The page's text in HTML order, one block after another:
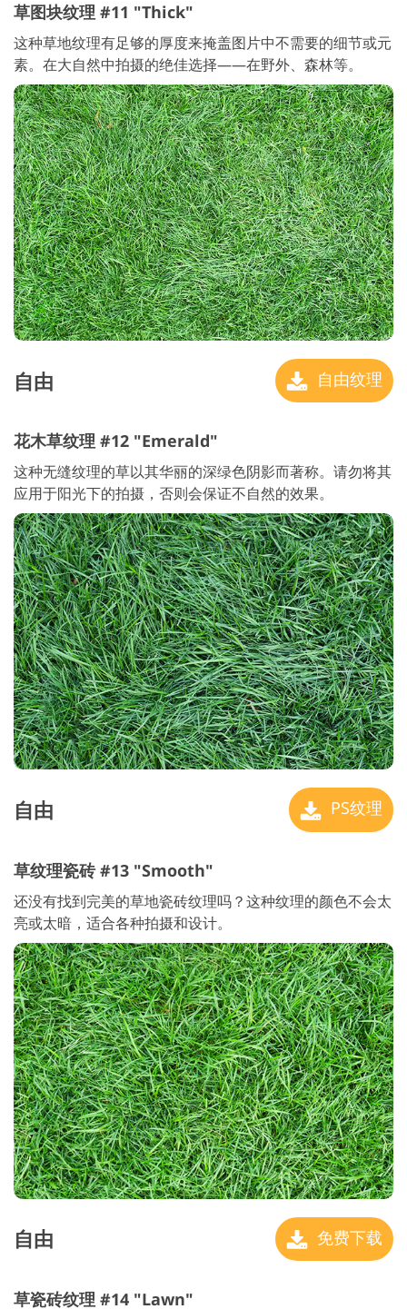
草图块纹理 #11 "Thick"
这种草地纹理有足够的厚度来掩盖图片中不需要的细节或元
素。在大自然中拍摄的绝佳选择——在野外、森林等。
自由 自由纹理
花木草纹理 #12 "Emerald"
这种无缝纹理的草以其华丽的深绿色阴影而著称。请勿将其
应用于阳光下的拍摄，否则会保证不自然的效果。
自由 PS纹理
草纹理瓷砖 #13 "Smooth"
还没有找到完美的草地瓷砖纹理吗？这种纹理的颜色不会太
亮或太暗，适合各种拍摄和设计。
自由 免费下载
草瓷砖纹理 #14 "Lawn"